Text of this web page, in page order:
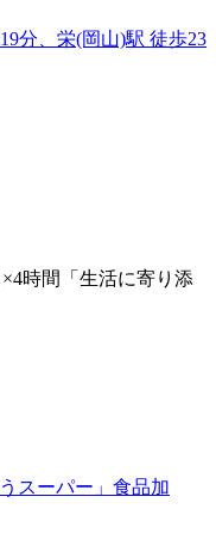
分、栄(岡山)駅 徒歩23
時間「生活に寄り添
スーパー」食品加